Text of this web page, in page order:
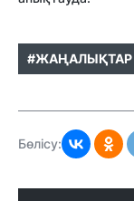
#ЖАҢАЛЫҚТАР
Бөлісу: